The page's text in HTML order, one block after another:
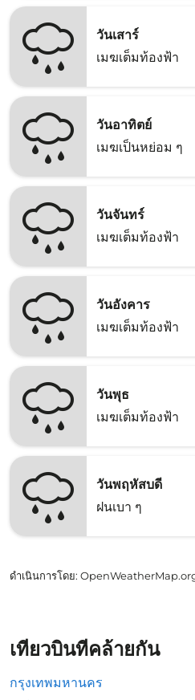
วันเสาร์
เมฆเต็มท้องฟ้า
วันอาทิตย์
เมฆเป็นหย่อม ๆ
วันจันทร์
เมฆเต็มท้องฟ้า
วันอังคาร
เมฆเต็มท้องฟ้า
วันพุธ
เมฆเต็มท้องฟ้า
วันพฤหัสบดี
ฝนเบา ๆ
ดำเนินการโดย:
เที่ยวบินที่คล้ายกัน
กรุงเทพมหานคร